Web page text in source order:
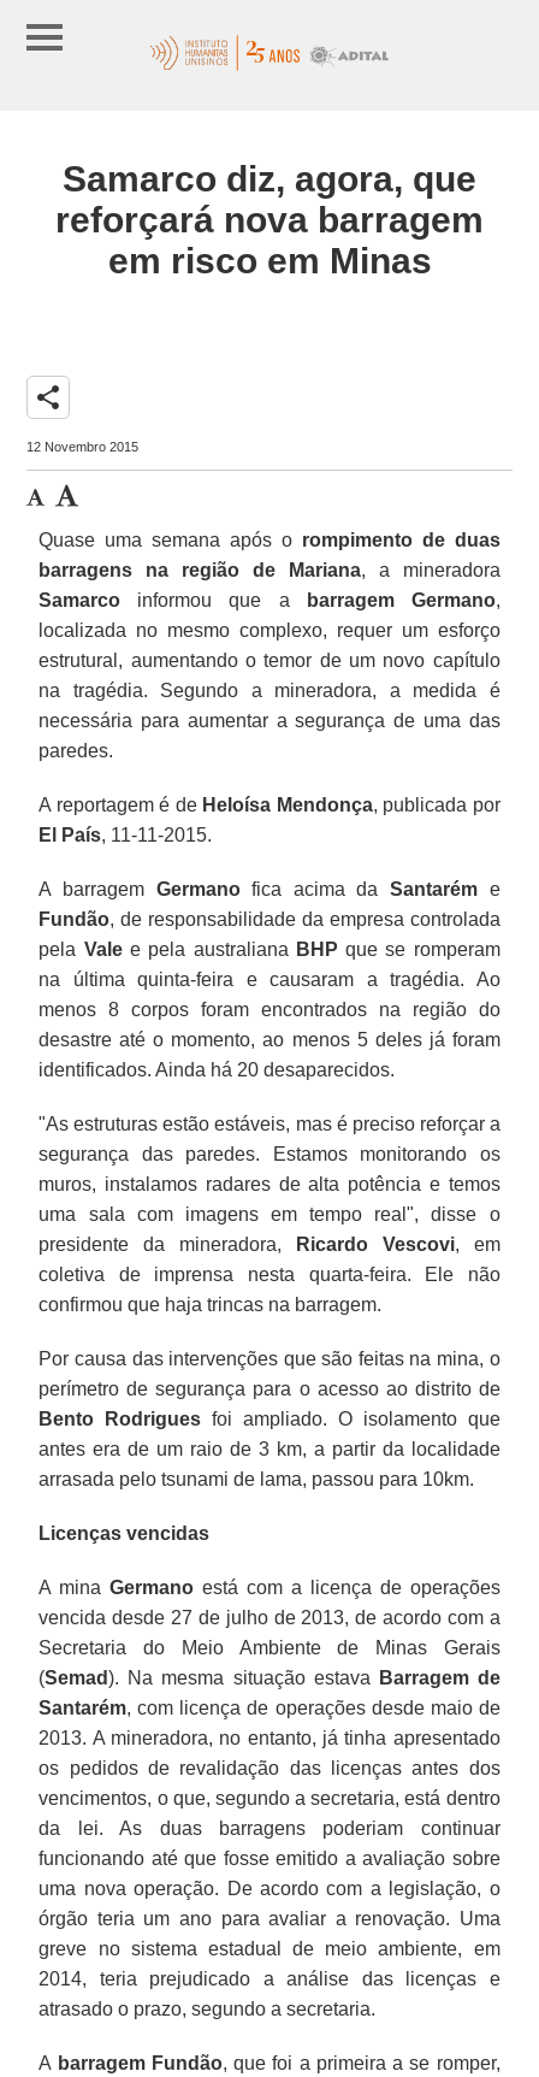
Samarco diz, agora, que
reforçará nova barragem
em risco em Minas
share
12 Novembro 2015
Quase uma semana após o rompimento de duas
barragens na região de Mariana, a mineradora
Samarco informou que a barragem Germano,
localizada no mesmo complexo, requer um esforço
estrutural, aumentando o temor de um novo capítulo
na tragédia. Segundo a mineradora, a medida é
necessária para aumentar a segurança de uma das
paredes.
A reportagem é de Heloísa Mendonça, publicada por
El País, 11-11-2015.
A barragem Germanofica acima daSantarém e
Fundão, de responsabilidade da empresa controlada
pela Valee pela australiana BHP que se romperam
na última quinta-feira e causaram a tragédia. Ao
menos 8 corpos foram encontrados na região do
desastre até o momento, ao menos 5 deles já foram
identificados. Ainda há 20 desaparecidos.
"As estruturas estão estáveis, mas é preciso reforçar a
segurança das paredes. Estamos monitorando os
muros, instalamos radares de alta potência e temos
uma sala com imagens em tempo real", disse o
presidente da mineradora,
Ricardo Vescovi, em
coletiva de imprensa nesta quarta-feira. Ele não
confirmou que haja trincas na barragem.
Por causa das intervenções que são feitas na mina, o
perímetro de segurança para o acesso ao distrito de
Bento Rodrigues foi ampliado. O isolamento que
antes era de um raio de 3 km, a partir da localidade
arrasada pelo tsunami de lama, passou para 10km.
Licenças vencidas
A minaGermano está com a licença de operações
vencida desde 27 de julho de 2013, de acordo com a
Secretaria do Meio Ambiente de Minas Gerais
(Semad). Na mesma situação estava
Barragem de
Santarém, com licença de operações desde maio de
2013. A mineradora, no entanto, já tinha apresentado
os pedidos de revalidação das licenças antes dos
vencimentos, o que, segundo a secretaria, está dentro
da lei. As duas barragens poderiam continuar
funcionando até que fosse emitido a avaliação sobre
uma nova operação. De acordo com a legislação, o
órgão teria um ano para avaliar a renovação. Uma
greve no sistema estadual de meio ambiente, em
2014, teria prejudicado a análise das licenças e
atrasado o prazo, segundo a secretaria.
A barragem Fundão, que foi a primeira a se romper,